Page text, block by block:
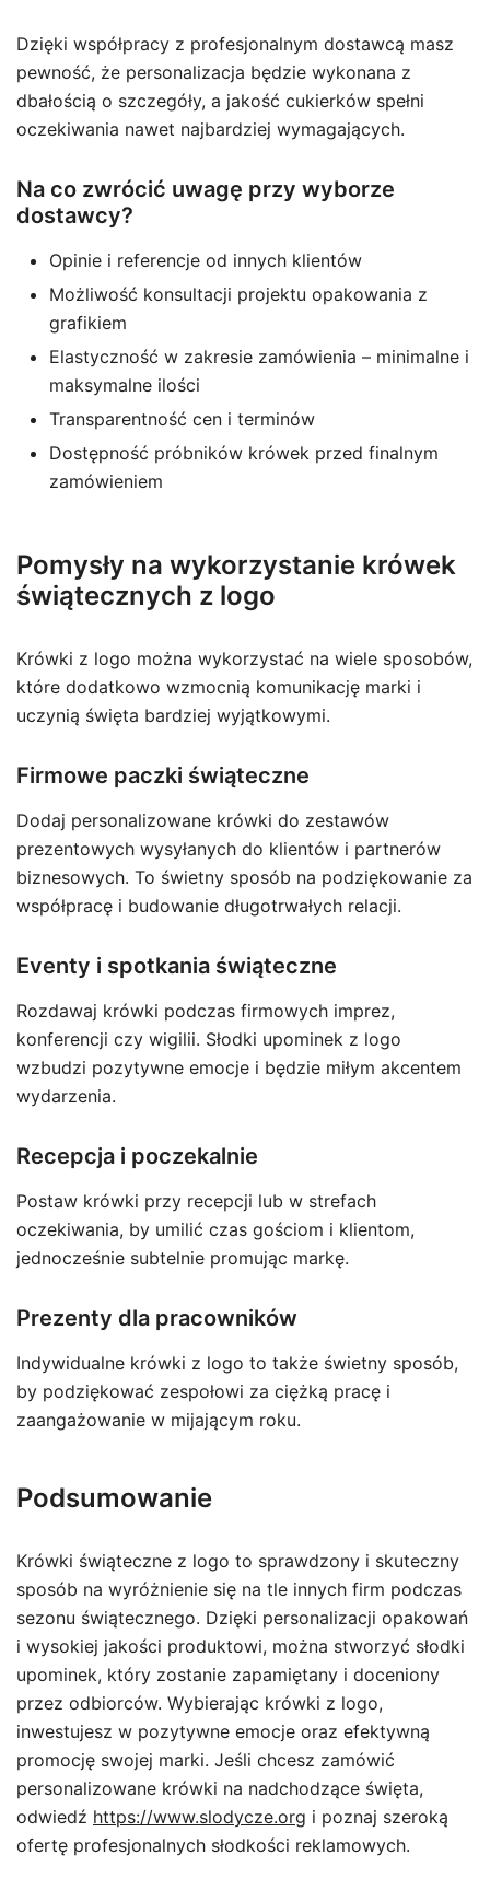
Dzięki współpracy z profesjonalnym dostawcą masz
pewność, że personalizacja będzie wykonana z
dbałością o szczegóły, a jakość cukierków spełni
oczekiwania nawet najbardziej wymagających.
Na co zwrócić uwagę przy wyborze
dostawcy?
Opinie i referencje od innych klientów
Możliwość konsultacji projektu opakowania z
grafikiem
Elastyczność w zakresie zamówienia – minimalne i
maksymalne ilości
Transparentność cen i terminów
Dostępność próbników krówek przed finalnym
zamówieniem
Pomysły na wykorzystanie krówek
świątecznych z logo
Krówki z logo można wykorzystać na wiele sposobów,
które dodatkowo wzmocnią komunikację marki i
uczynią święta bardziej wyjątkowymi.
Firmowe paczki świąteczne
Dodaj personalizowane krówki do zestawów
prezentowych wysyłanych do klientów i partnerów
biznesowych. To świetny sposób na podziękowanie za
współpracę i budowanie długotrwałych relacji.
Eventy i spotkania świąteczne
Rozdawaj krówki podczas firmowych imprez,
konferencji czy wigilii. Słodki upominek z logo
wzbudzi pozytywne emocje i będzie miłym akcentem
wydarzenia.
Recepcja i poczekalnie
Postaw krówki przy recepcji lub w strefach
oczekiwania, by umilić czas gościom i klientom,
jednocześnie subtelnie promując markę.
Prezenty dla pracowników
Indywidualne krówki z logo to także świetny sposób,
by podziękować zespołowi za ciężką pracę i
zaangażowanie w mijającym roku.
Podsumowanie
Krówki świąteczne z logo to sprawdzony i skuteczny
sposób na wyróżnienie się na tle innych firm podczas
sezonu świątecznego. Dzięki personalizacji opakowań
i wysokiej jakości produktowi, można stworzyć słodki
upominek, który zostanie zapamiętany i doceniony
przez odbiorców. Wybierając krówki z logo,
inwestujesz w pozytywne emocje oraz efektywną
promocję swojej marki. Jeśli chcesz zamówić
personalizowane krówki na nadchodzące święta,
odwiedź https://www.slodycze.org i poznaj szeroką
ofertę profesjonalnych słodkości reklamowych.